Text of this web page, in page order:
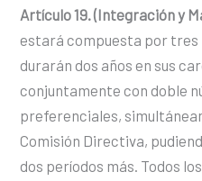
Artículo 19. (Integración y
estará compuesta por
durarán dos años en sus
conjuntamente con doble
preferenciales,
Comisión Directiva,
dos períodos más. Todos